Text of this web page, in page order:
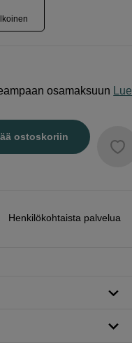
osamaksuun
Lue
ostoskoriin
Henkilökohtaista palvelua